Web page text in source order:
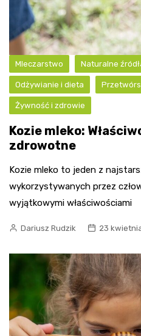
Mleczarstwo Naturalne
Odżywianie i dieta
Żywność i zdrowie
Kozie mleko:
zdrowotne
Kozie mleko to jeden z
wykorzystywanych przez
wyjątkowymi właściwościami
Dariusz Rudzik 23